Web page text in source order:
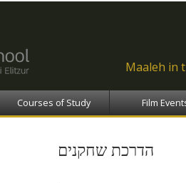
Maaleh in
Courses of Study Film
הדרכת שחקנים